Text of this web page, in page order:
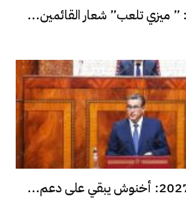
” ميزي تلعب” شعار القائمين...